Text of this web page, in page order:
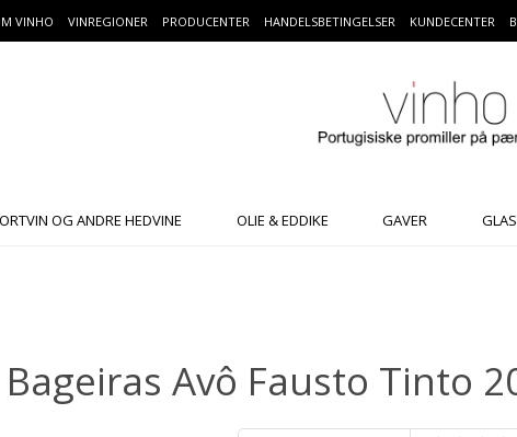
VINHO VINREGIONER PRODUCENTER HANDELSBETINGELSER KUNDECENTER
OG ANDRE HEDVINE OLIE & EDDIKE GAVER GLAS
Avô Fausto Tinto